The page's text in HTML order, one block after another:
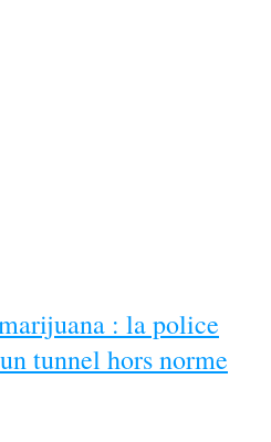
: la police
tunnel hors norme